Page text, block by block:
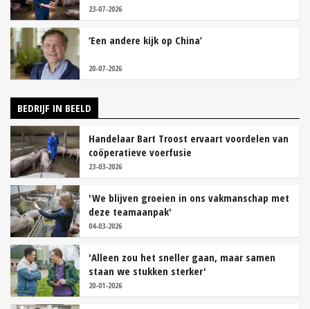
23-07-2026
‘Een andere kijk op China’
20-07-2026
BEDRIJF IN BEELD
Handelaar Bart Troost ervaart voordelen van
coöperatieve voerfusie
23-03-2026
'We blijven groeien in ons vakmanschap met
deze teamaanpak'
04-03-2026
'Alleen zou het sneller gaan, maar samen
staan we stukken sterker'
20-01-2026